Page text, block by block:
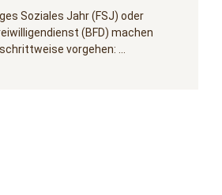
Soziales Jahr (FSJ) oder
(BFD) machen
vorgehen: …